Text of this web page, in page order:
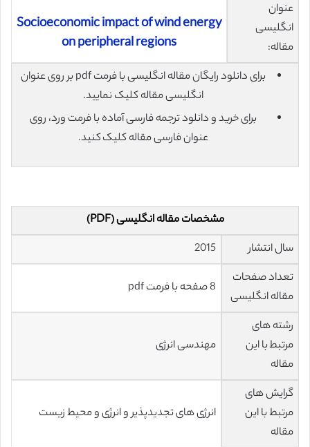
عنوان
انگلیسی
مقاله:
Socioeconomic impact of wind energy
on peripheral regions
برای دانلود رایگان مقاله انگلیسی با فرمت pdf بر روی عنوان
انگلیسی مقاله کلیک نمایید.
برای خرید و دانلود ترجمه فارسی آماده با فرمت ورد، روی
عنوان فارسی مقاله کلیک کنید.
مشخصات مقاله انگلیسی (PDF)
سال انتشار
2015
تعداد صفحات
مقاله انگلیسی
8 صفحه با فرمت pdf
رشته های
مرتبط با این
مقاله
مهندسی انرژی
گرایش های
مرتبط با این
مقاله
انرژی های تجدیدپذیر و انرژی و محیط زیست